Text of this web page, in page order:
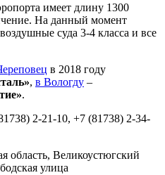
имеет длину 1300
На данный момент
суда 3-4 класса и все
в 2018 году
, в Вологду –
.
2-21-10, +7 (81738) 2-34-
область, Великоустюгский
улица